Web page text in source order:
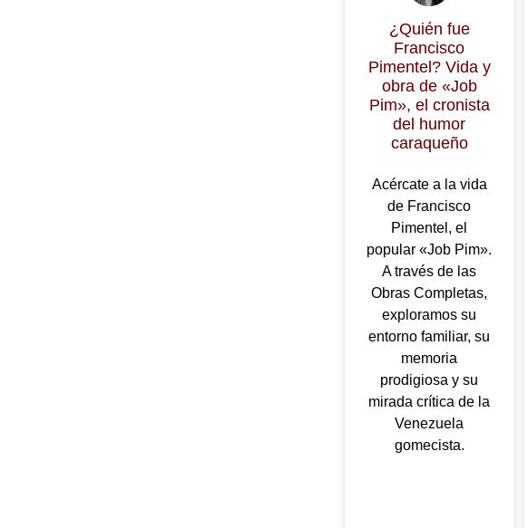
¿Quién fue
Francisco
Pimentel? Vida y
obra de «Job
Pim», el cronista
del humor
caraqueño
Acércate a la vida
de Francisco
Pimentel, el
popular «Job Pim».
A través de las
Obras Completas,
exploramos su
entorno familiar, su
memoria
prodigiosa y su
mirada crítica de la
Venezuela
gomecista.